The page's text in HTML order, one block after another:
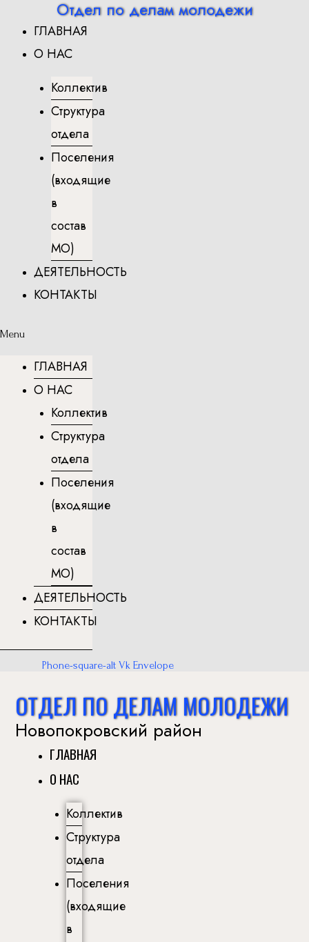
содержимому
Отдел по делам молодежи
ГЛАВНАЯ
О НАС
Коллектив
Структура
отдела
Поселения
(входящие
в
состав
МО)
ДЕЯТЕЛЬНОСТЬ
КОНТАКТЫ
Menu
ГЛАВНАЯ
О НАС
Коллектив
Структура
отдела
Поселения
(входящие
в
состав
МО)
ДЕЯТЕЛЬНОСТЬ
КОНТАКТЫ
Phone-square-alt Vk Envelope
ОТДЕЛ ПО ДЕЛАМ МОЛОДЕЖИ
Новопокровский район
ГЛАВНАЯ
О НАС
Коллектив
Структура
отдела
Поселения
(входящие
в